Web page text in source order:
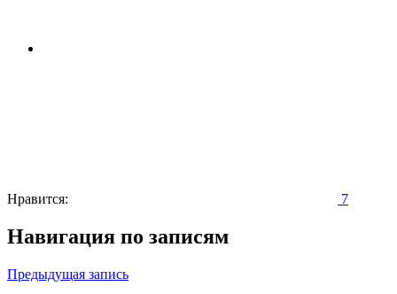
Нравится: 7
Навигация по записям
Предыдущая запись